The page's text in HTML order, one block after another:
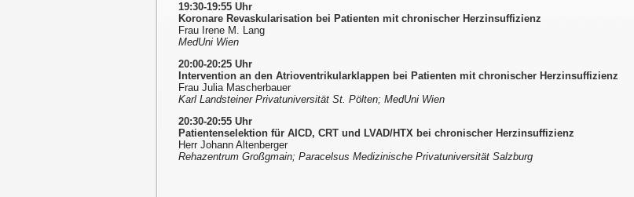
19:30-19:55 Uhr
Koronare Revaskularisation bei Patienten mit chronischer Herzinsuffizienz
Frau Irene M. Lang
MedUni Wien
20:00-20:25 Uhr
Intervention an den Atrioventrikularklappen bei Patienten mit chronischer Herzinsuffizienz
Frau Julia Mascherbauer
Karl Landsteiner Privatuniversität St. Pölten; MedUni Wien
20:30-20:55 Uhr
Patientenselektion für AICD, CRT und LVAD/HTX bei chronischer Herzinsuffizienz
Herr Johann Altenberger
Rehazentrum Großgmain; Paracelsus Medizinische Privatuniversität Salzburg